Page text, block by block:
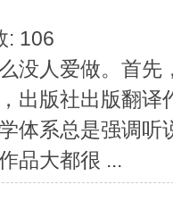
: 106
没人爱做。首
出版社出版翻
体系总是强调听
品大都很 ...